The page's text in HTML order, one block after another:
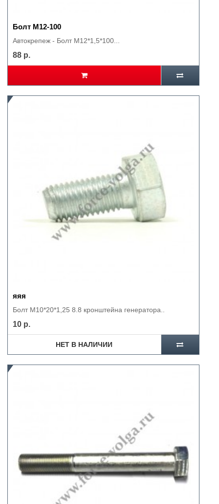
Болт М12-100
Автокрепеж - Болт М12*1,5*100...
88 р.
яяя
Болт М10*20*1,25 8.8 кронштейна генератора..
10 р.
НЕТ В НАЛИЧИИ